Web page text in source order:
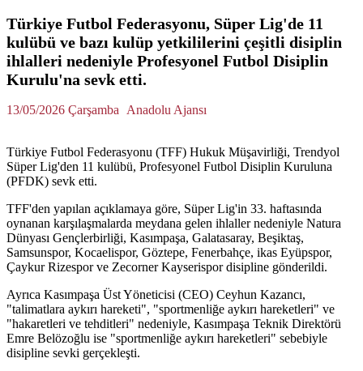
Türkiye Futbol Federasyonu, Süper Lig'de 11
kulübü ve bazı kulüp yetkililerini çeşitli disiplin
ihlalleri nedeniyle Profesyonel Futbol Disiplin
Kurulu'na sevk etti.
13/05/2026 Çarşamba Anadolu Ajansı
Türkiye Futbol Federasyonu (TFF) Hukuk Müşavirliği, Trendyol
Süper Lig'den 11 kulübü, Profesyonel Futbol Disiplin Kuruluna
(PFDK) sevk etti.
TFF'den yapılan açıklamaya göre, Süper Lig'in 33. haftasında
oynanan karşılaşmalarda meydana gelen ihlaller nedeniyle Natura
Dünyası Gençlerbirliği, Kasımpaşa, Galatasaray, Beşiktaş,
Samsunspor, Kocaelispor, Göztepe, Fenerbahçe, ikas Eyüpspor,
Çaykur Rizespor ve Zecorner Kayserispor disipline gönderildi.
Ayrıca Kasımpaşa Üst Yöneticisi (CEO) Ceyhun Kazancı,
"talimatlara aykırı hareketi", "sportmenliğe aykırı hareketleri" ve
"hakaretleri ve tehditleri" nedeniyle, Kasımpaşa Teknik Direktörü
Emre Belözoğlu ise "sportmenliğe aykırı hareketleri" sebebiyle
disipline sevki gerçekleşti.